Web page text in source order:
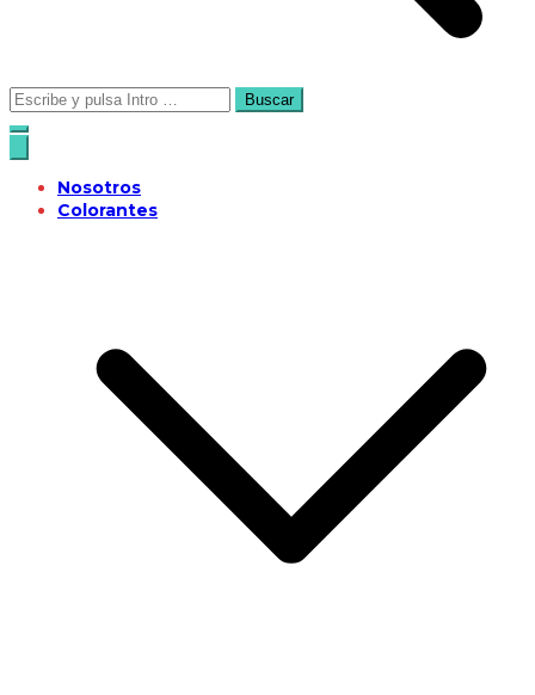
Buscar:
Nosotros
Colorantes